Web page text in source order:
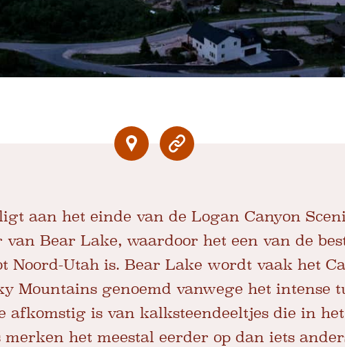
aan het einde van de Logan Canyon
Bear Lake, waardoor het een van de
Noord-Utah is. Bear Lake wordt vaak het
Mountains genoemd vanwege het intense
afkomstig is van kalksteendeeltjes die in
merken het meestal eerder op dan iets